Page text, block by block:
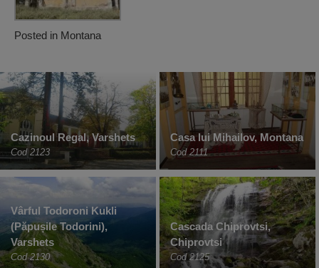
Posted in Montana
Cazinoul Regal, Varshets
Cod 2123
Casa lui Mihailov, Montana
Cod 2111
Vârful Todoroni Kukli
(Păpușile Todorini),
Varshets
Cod 2130
Cascada Chiprovtsi,
Chiprovtsi
Cod 2125